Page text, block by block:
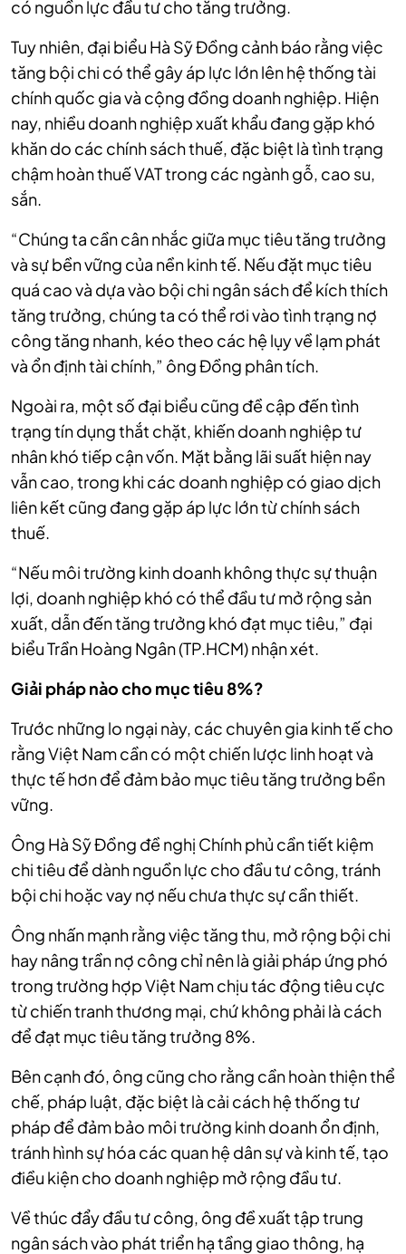
có nguồn lực đầu tư cho tăng trưởng.
Tuy nhiên, đại biểu Hà Sỹ Đồng cảnh báo rằng việc
tăng bội chi có thể gây áp lực lớn lên hệ thống tài
chính quốc gia và cộng đồng doanh nghiệp. Hiện
nay, nhiều doanh nghiệp xuất khẩu đang gặp khó
khăn do các chính sách thuế, đặc biệt là tình trạng
chậm hoàn thuế VAT trong các ngành gỗ, cao su,
sắn.
“Chúng ta cần cân nhắc giữa mục tiêu tăng trưởng
và sự bền vững của nền kinh tế. Nếu đặt mục tiêu
quá cao và dựa vào bội chi ngân sách để kích thích
tăng trưởng, chúng ta có thể rơi vào tình trạng nợ
công tăng nhanh, kéo theo các hệ lụy về lạm phát
và ổn định tài chính,” ông Đồng phân tích.
Ngoài ra, một số đại biểu cũng đề cập đến tình
trạng tín dụng thắt chặt, khiến doanh nghiệp tư
nhân khó tiếp cận vốn. Mặt bằng lãi suất hiện nay
vẫn cao, trong khi các doanh nghiệp có giao dịch
liên kết cũng đang gặp áp lực lớn từ chính sách
thuế.
“Nếu môi trường kinh doanh không thực sự thuận
lợi, doanh nghiệp khó có thể đầu tư mở rộng sản
xuất, dẫn đến tăng trưởng khó đạt mục tiêu,” đại
biểu Trần Hoàng Ngân (TP.HCM) nhận xét.
Giải pháp nào cho mục tiêu 8%?
Trước những lo ngại này, các chuyên gia kinh tế cho
rằng Việt Nam cần có một chiến lược linh hoạt và
thực tế hơn để đảm bảo mục tiêu tăng trưởng bền
vững.
Ông Hà Sỹ Đồng đề nghị Chính phủ cần tiết kiệm
chi tiêu để dành nguồn lực cho đầu tư công, tránh
bội chi hoặc vay nợ nếu chưa thực sự cần thiết.
Ông nhấn mạnh rằng việc tăng thu, mở rộng bội chi
hay nâng trần nợ công chỉ nên là giải pháp ứng phó
trong trường hợp Việt Nam chịu tác động tiêu cực
từ chiến tranh thương mại, chứ không phải là cách
để đạt mục tiêu tăng trưởng 8%.
Bên cạnh đó, ông cũng cho rằng cần hoàn thiện thể
chế, pháp luật, đặc biệt là cải cách hệ thống tư
pháp để đảm bảo môi trường kinh doanh ổn định,
tránh hình sự hóa các quan hệ dân sự và kinh tế, tạo
điều kiện cho doanh nghiệp mở rộng đầu tư.
Về thúc đẩy đầu tư công, ông đề xuất tập trung
ngân sách vào phát triển hạ tầng giao thông, hạ